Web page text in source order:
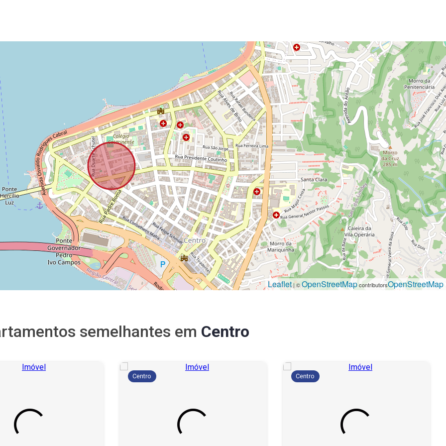
Leaflet| ©OpenStreetMapcontributorsOpenStreetMap
semelhantes em Centro
Centro Centro